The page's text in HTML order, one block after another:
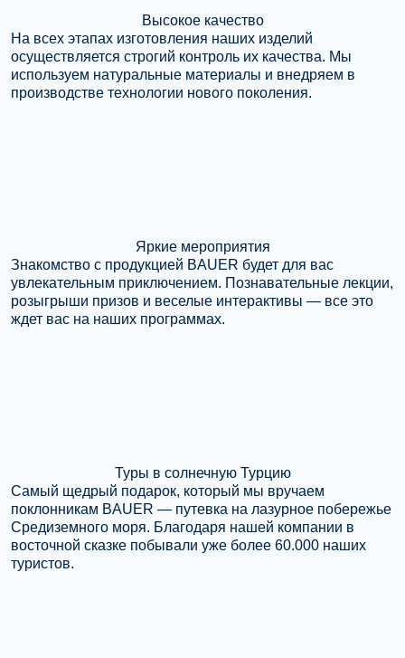
Высокое качество
На всех этапах изготовления наших изделий
осуществляется строгий контроль их качества. Мы
используем натуральные материалы и внедряем в
производстве технологии нового поколения.
Яркие мероприятия
Знакомство с продукцией BAUER будет для вас
увлекательным приключением. Познавательные лекции,
розыгрыши призов и веселые интерактивы — все это
ждет вас на наших программах.
Туры в солнечную Турцию
Самый щедрый подарок, который мы вручаем
поклонникам BAUER — путевка на лазурное побережье
Средиземного моря. Благодаря нашей компании в
восточной сказке побывали уже более 60.000 наших
туристов.